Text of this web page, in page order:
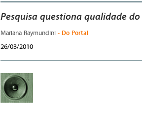
Pesquisa questiona qualidade
Mariana Raymundini - Do Portal
26/03/2010